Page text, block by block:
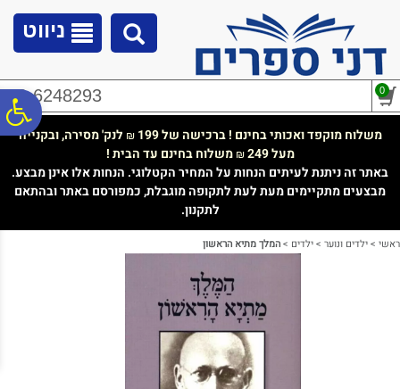
נגישות
ניווט
02-6248293 0
משלוח מוקפד ואכותי בחינם ! ברכישה של 199 ₪ לנק' מסירה, ובקנייה
מעל 249
₪משלוח בחינם עד הבית !
באתר זה ניתנת לעיתים הנחות על המחיר הקטלוגי. הנחות אלו אינן מבצע.
מבצעים מתקיימים מעת לעת לתקופה מוגבלת, כמפורסם באתר ובהתאם
לתקנון.
ראשי >ילדים ונוער >ילדים >המלך מתיא הראשון